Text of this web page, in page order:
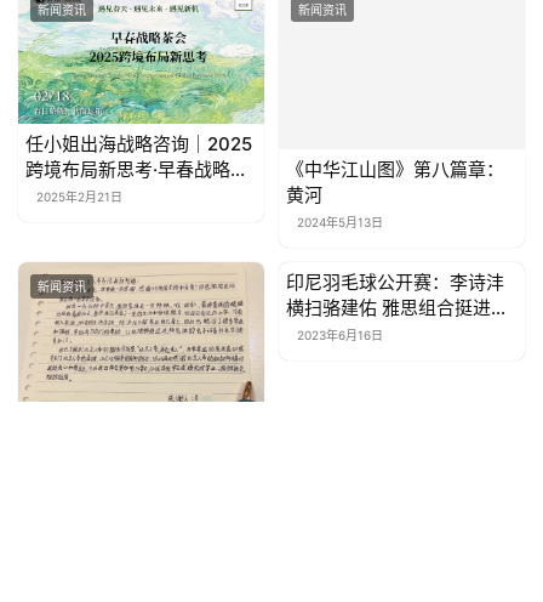
新闻资讯
任小姐出海战略咨询｜2025
跨境布局新思考·早春战略茶
会2025年2月21日
新闻资讯
黄河
2024年5月13日
新闻资讯
横扫骆建佑 雅思组合挺进八
强2023年6月16日